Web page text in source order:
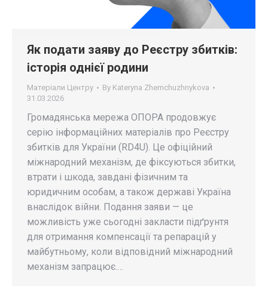
Як подати заяву до Реєстру збитків:
історія однієї родини
Матеріали Центру By Kateryna Zhemchuzhnykova
31.03.2026
Громадянська мережа ОПОРА продовжує
серію інформаційних матеріалів про Реєстру
збитків для України (RD4U). Це офіційний
міжнародний механізм, де фіксуються збитки,
втрати і шкода, завдані фізичним та
юридичним особам, а також державі Україна
внаслідок війни. Подання заяви — це
можливість уже сьогодні закласти підґрунтя
для отримання компенсації та репарацій у
майбутньому, коли відповідний міжнародний
механізм запрацює.…